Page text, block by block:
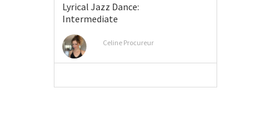
Lyrical Jazz Dance:
Intermediate
Celine Procureur